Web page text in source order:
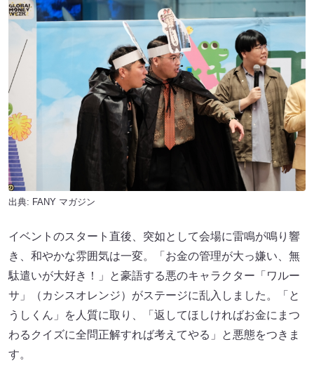
出典: FANY マガジン
イベントのスタート直後、突如として会場に雷鳴が鳴り響
き、和やかな雰囲気は一変。「お金の管理が大っ嫌い、無
駄遣いが大好き！」と豪語する悪のキャラクター「ワルー
サ」（カシスオレンジ）がステージに乱入しました。「と
うしくん」を人質に取り、「返してほしければお金にまつ
わるクイズに全問正解すれば考えてやる」と悪態をつきま
す。